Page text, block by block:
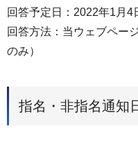
回答予定日：2022年1月4
回答方法：当ウェブペー
のみ）
指名・非指名通知